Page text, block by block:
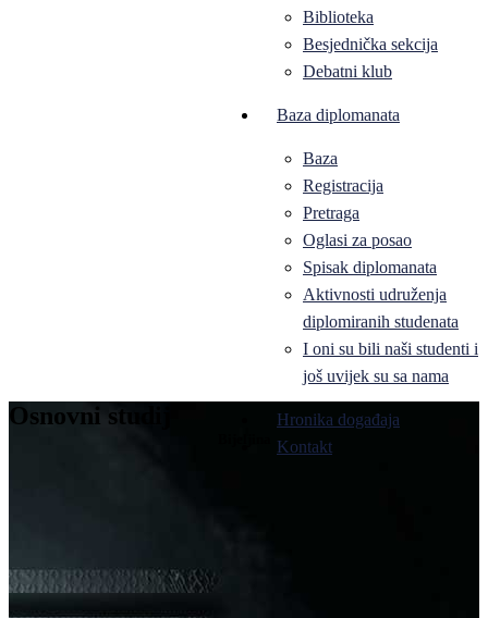
Biblioteka
Besjednička sekcija
Debatni klub
Baza diplomanata
Baza
Registracija
Pretraga
Oglasi za posao
Spisak diplomanata
Aktivnosti udruženja
diplomiranih studenata
I oni su bili naši studenti i
još uvijek su sa nama
Hronika događaja
Kontakt
Osnovni studij